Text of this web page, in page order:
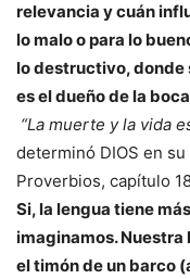
relevancia y cuán
lo malo o para lo
lo destructivo, donde
es el dueño de la
“La muerte y la vida
determinó DIOS en
Proverbios, capítulo
Si, la lengua tiene
imaginamos. Nuestra
el timón de un barco